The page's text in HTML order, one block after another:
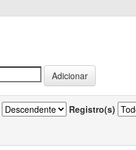
Registro(s)